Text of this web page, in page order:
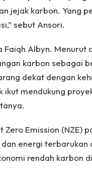
jejak karbon. Yang
sebut Ansori.
Albyn. Menurut
karbon sebagai
dekat dengan
mendukung
Emission (NZE)
energi terbarukan
rendah karbon